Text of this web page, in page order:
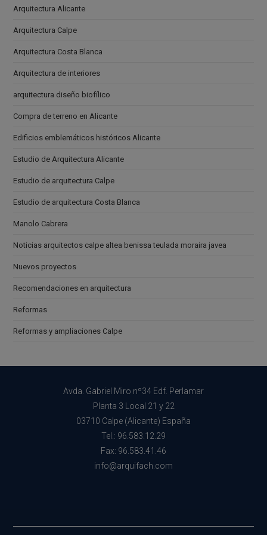
Arquitectura Alicante
Arquitectura Calpe
Arquitectura Costa Blanca
Arquitectura de interiores
arquitectura diseño biofílico
Compra de terreno en Alicante
Edificios emblemáticos históricos Alicante
Estudio de Arquitectura Alicante
Estudio de arquitectura Calpe
Estudio de arquitectura Costa Blanca
Manolo Cabrera
Noticias arquitectos calpe altea benissa teulada moraira javea
Nuevos proyectos
Recomendaciones en arquitectura
Reformas
Reformas y ampliaciones Calpe
Avda. Gabriel Miro nº34 Edf. Perlamar
Planta 3 Local 21 y 22
03710 Calpe (Alicante) España
Tel.: 96.583.12.29
Fax: 96.583.41.46
info@arquifach.com